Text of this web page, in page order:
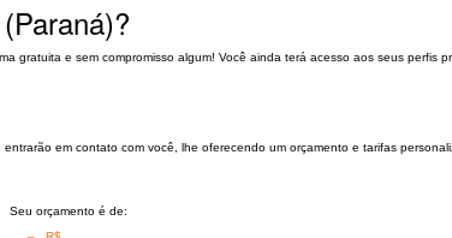
e sem compromisso algum! Você ainda terá acesso aos seus perfis
em contato com você, lhe oferecendo um orçamento e tarifas
Seu orçamento é de: